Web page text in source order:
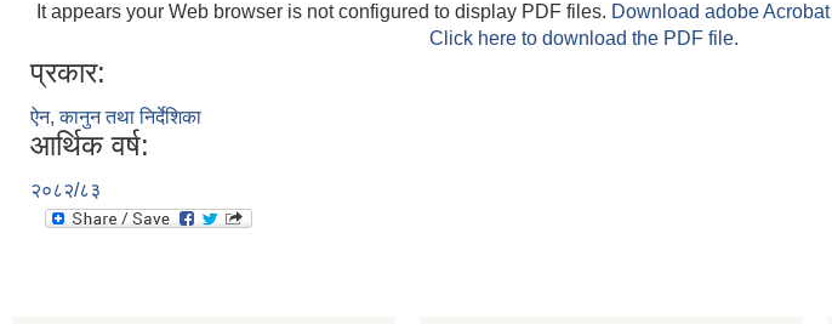
It appears your Web browser is not configured to display PDF files. Download adobe Acrobat
Click here to download the PDF file.
प्रकार:
ऐन, कानुन तथा निर्देशिका
आर्थिक वर्ष:
२०८२/८३